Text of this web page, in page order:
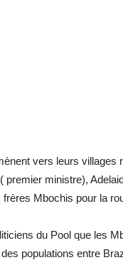
vers leurs villages
premier ministre),
frères Mbochis pour la
du Pool que les
populations entre